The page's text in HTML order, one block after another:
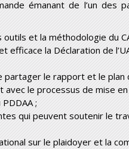
émanant de l’un des
et la méthodologie du
efficace la Déclaration de
le rapport et le plan
avec le processus de mise
;
qui peuvent soutenir le
sur le plaidoyer et la